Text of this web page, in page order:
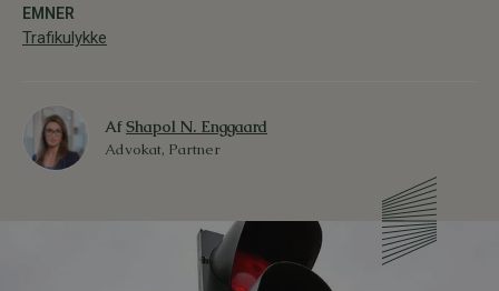
EMNER
Trafikulykke
AfShapol N. Enggaard
Advokat, Partner